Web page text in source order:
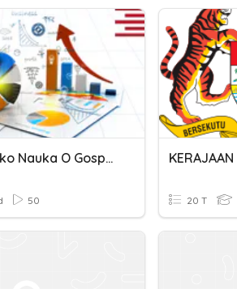
Ekonomia Jako Nauka O Gospodarowaniu
50
KERAJAAN
20 T